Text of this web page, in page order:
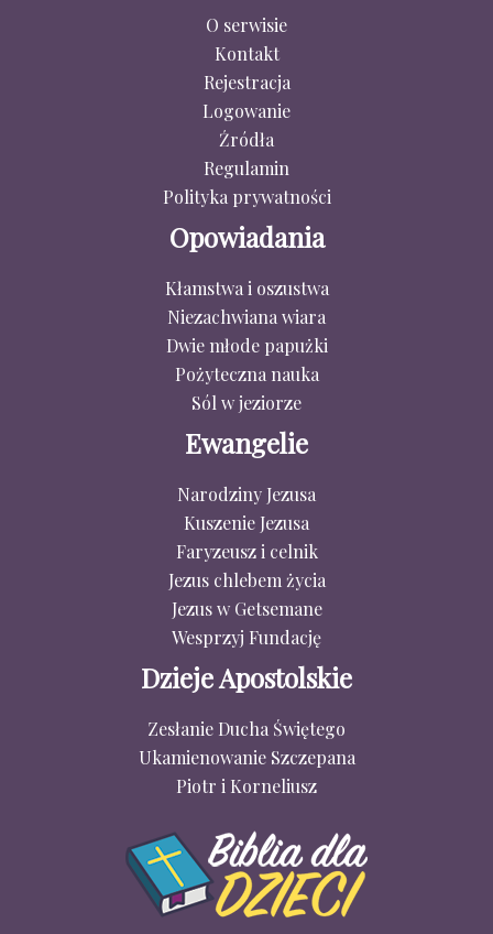
O serwisie
Kontakt
Rejestracja
Logowanie
Źródła
Regulamin
Polityka prywatności
Opowiadania
Kłamstwa i oszustwa
Niezachwiana wiara
Dwie młode papużki
Pożyteczna nauka
Sól w jeziorze
Ewangelie
Narodziny Jezusa
Kuszenie Jezusa
Faryzeusz i celnik
Jezus chlebem życia
Jezus w Getsemane
Wesprzyj Fundację
Dzieje Apostolskie
Zesłanie Ducha Świętego
Ukamienowanie Szczepana
Piotr i Korneliusz